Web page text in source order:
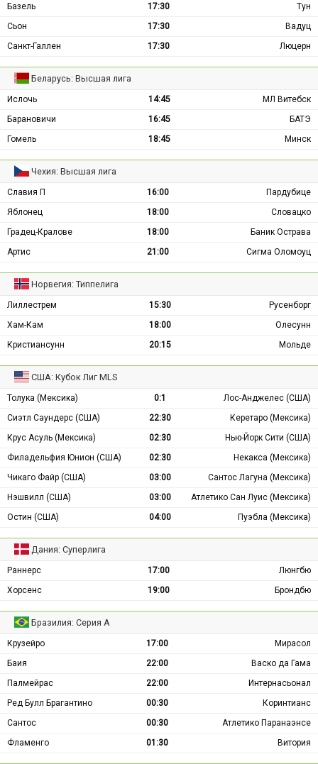
Базель
17:30
Тун
Сьон
17:30
Вадуц
Санкт-Галлен
17:30 Люцерн
Беларусь: Высшая лига
Ислочь 14:45
МЛ Витебск
Барановичи
16:45
БАТЭ
Гомель
18:45 Минск
Чехия: Высшая лига
Славия П 16:00
Пардубице
Яблонец
18:00
Словацко
Градец-Кралове
18:00
Баник Острава
Артис
21:00 Сигма Оломоуц
Норвегия: Типпелига
Лиллестрем 15:30
Русенборг
Хам-Кам
18:00
Олесунн
Кристиансунн
20:15 Мольде
США: Кубок Лиг MLS
Толука (Мексика) 0:1
Лос-Анджелес (США)
Сиэтл Саундерс (США)
22:30
Керетаро (Мексика)
Крус Асуль (Мексика)
02:30
Нью-Йорк Сити (США)
Филадельфия Юнион (США)
02:30
Некакса (Мексика)
Чикаго Файр (США)
03:00
Сантос Лагуна (Мексика)
Нэшвилл (США)
03:00
Атлетико Сан Луис (Мексика)
Остин (США)
04:00 Пуэбла (Мексика)
Дания: Суперлига
Раннерс 17:00
Люнгбю
Хорсенс
19:00 Брондбю
Бразилия: Серия А
Крузейро 17:00
Мирасол
Баия
22:00
Васко да Гама
Палмейрас
22:00
Интернасьонал
Ред Булл Брагантино
00:30
Коринтианс
Сантос
00:30
Атлетико Паранаэнсе
Фламенго
01:30 Витория